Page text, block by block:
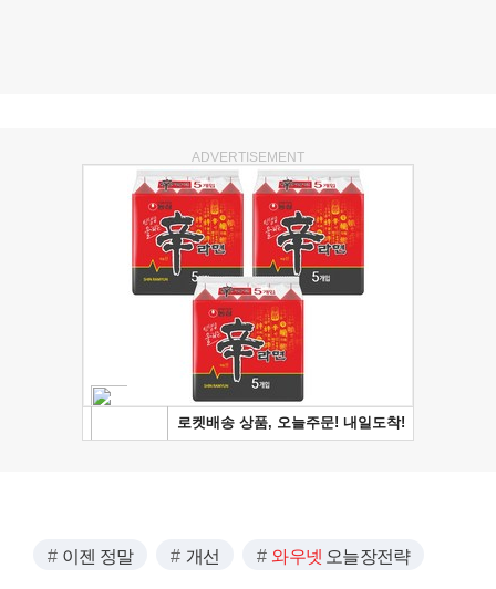
ADVERTISEMENT
이젠 정말 개선 와우넷 오늘장전략